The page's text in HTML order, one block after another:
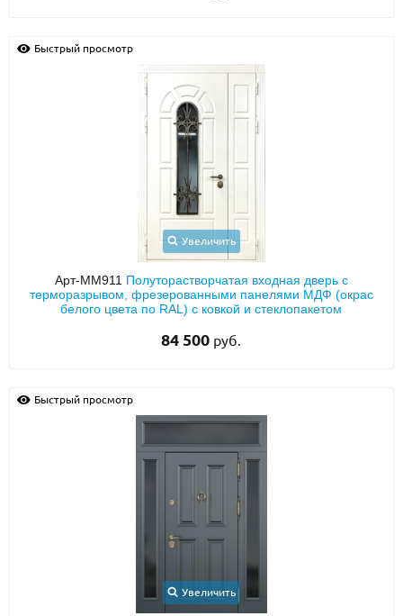
Быстрый просмотр
Увеличить
Арт-ММ911 Полуторастворчатая входная дверь с
терморазрывом, фрезерованными панелями МДФ (окрас
белого цвета по RAL) с ковкой и стеклопакетом
84 500 руб.
Быстрый просмотр
Увеличить